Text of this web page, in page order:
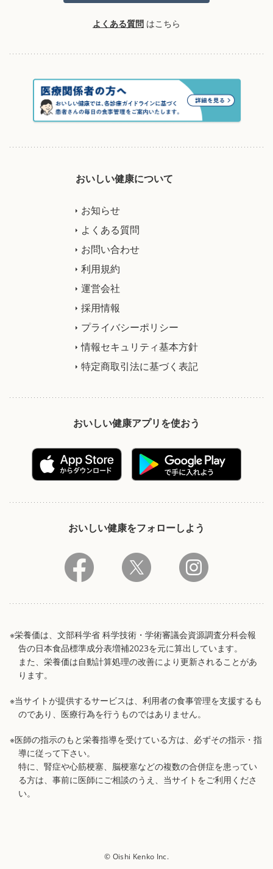
よくある質問 はこちら
おいしい健康について
お知らせ
よくある質問
お問い合わせ
利用規約
運営会社
採用情報
プライバシーポリシー
情報セキュリティ基本方針
特定商取引法に基づく表記
おいしい健康アプリを使おう
おいしい健康をフォローしよう
※栄養価は、文部科学省 科学技術・学術審議会資源調査分科会報
告の日本食品標準成分表増補2023を元に算出しています。
また、栄養価は自動計算処理の改善により更新されることがあ
ります。
※当サイトが提供するサービスは、利用者の食事管理を支援するも
のであり、医療行為を行うものではありません。
※医師の指示のもと栄養指導を受けている方は、必ずその指示・指
導に従って下さい。
特に、腎症や心筋梗塞、脳梗塞などの複数の合併症を患ってい
る方は、事前に医師にご相談のうえ、当サイトをご利用くださ
い。
© Oishi Kenko Inc.